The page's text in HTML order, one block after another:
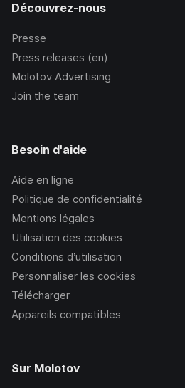
Découvrez-nous
Presse
Press releases (en)
Molotov Advertising
Join the team
Besoin d'aide
Aide en ligne
Politique de confidentialité
Mentions légales
Utilisation des cookies
Conditions d’utilisation
Personnaliser les cookies
Télécharger
Appareils compatibles
Sur Molotov